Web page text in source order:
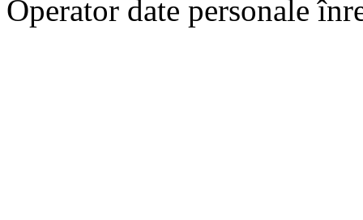
Operator date personale